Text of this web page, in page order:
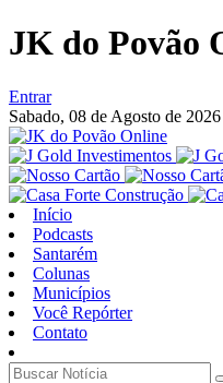
JK do Povão
Entrar
Sabado, 08 de Agosto de 2026
Início
Podcasts
Santarém
Colunas
Municípios
Você Repórter
Contato